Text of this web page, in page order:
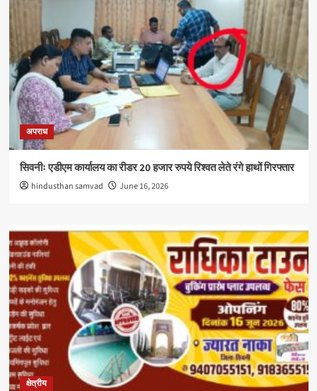
अपराध
सिवनीः एडीएम कार्यालय का रीडर 20 हजार रुपये रिश्वत लेते रंगे हाथों गिरफ्तार
hindusthan samvad June 16, 2026
क्षेत्रीय